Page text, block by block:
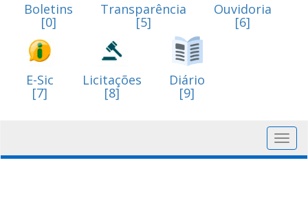
Boletins
[0]
Transparência
[5]
Ouvidoria
[6]
E-Sic
[7]
Licitações
[8]
Diário
[9]